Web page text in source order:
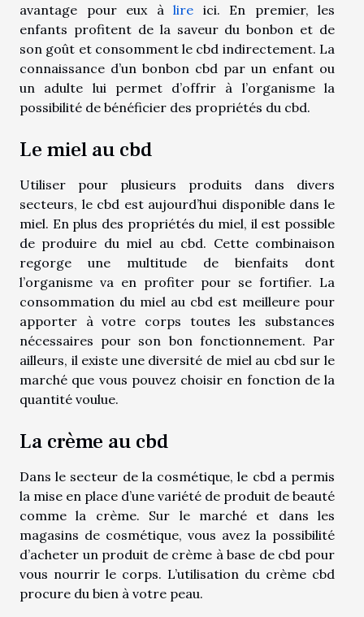
avantage pour eux à lire ici. En premier, les
enfants profitent de la saveur du bonbon et de
son goût et consomment le cbd indirectement. La
connaissance d’un bonbon cbd par un enfant ou
un adulte lui permet d’offrir à l’organisme la
possibilité de bénéficier des propriétés du cbd.
Le miel au cbd
Utiliser pour plusieurs produits dans divers
secteurs, le cbd est aujourd’hui disponible dans le
miel. En plus des propriétés du miel, il est possible
de produire du miel au cbd. Cette combinaison
regorge une multitude de bienfaits dont
l’organisme va en profiter pour se fortifier. La
consommation du miel au cbd est meilleure pour
apporter à votre corps toutes les substances
nécessaires pour son bon fonctionnement. Par
ailleurs, il existe une diversité de miel au cbd sur le
marché que vous pouvez choisir en fonction de la
quantité voulue.
La crème au cbd
Dans le secteur de la cosmétique, le cbd a permis
la mise en place d’une variété de produit de beauté
comme la crème. Sur le marché et dans les
magasins de cosmétique, vous avez la possibilité
d’acheter un produit de crème à base de cbd pour
vous nourrir le corps. L’utilisation du crème cbd
procure du bien à votre peau.